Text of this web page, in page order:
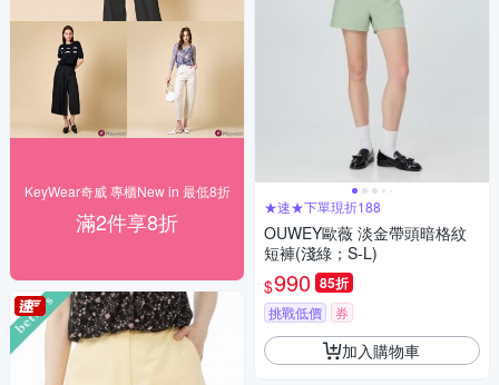
KeyWear奇威 專櫃New in 最低8折
滿2件享8折
★速★下單現折188
OUWEY歐薇 淡金帶頭暗格紋
短褲(淺綠；S-L)
$990 85折
挑戰低價 券
加入購物車